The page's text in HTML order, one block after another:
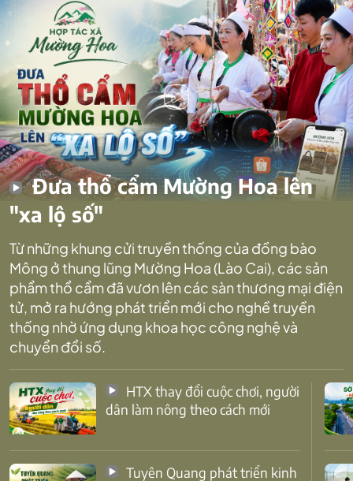
Đưa thổ cẩm Mường Hoa lên
"xa lộ số"
Từ những khung cửi truyền thống của đồng bào
Mông ở thung lũng Mường Hoa (Lào Cai), các sản
phẩm thổ cẩm đã vươn lên các sàn thương mại điện
tử, mở ra hướng phát triển mới cho nghề truyền
thống nhờ ứng dụng khoa học công nghệ và
chuyển đổi số.
dân làm nông theo cách mới